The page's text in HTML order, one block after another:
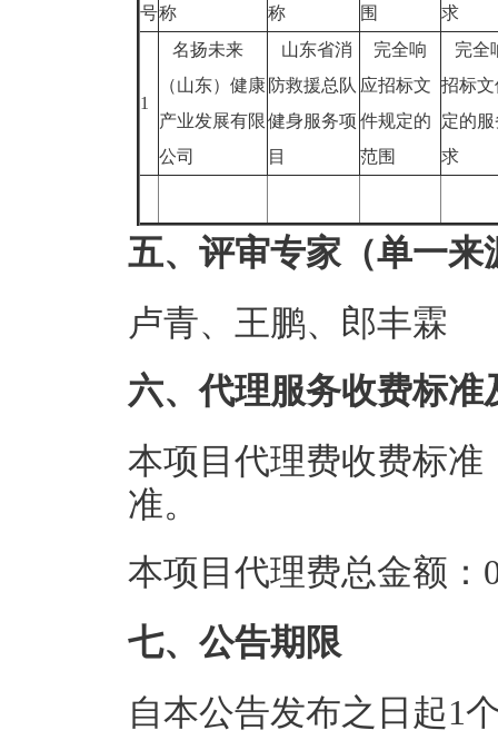
号称
称
围
求
1
名扬未来
（山东）健康
产业发展有限
公司
山东省消
防救援总队
健身服务项
目
完全响
应招标文
件规定的
范围
完全
招标
定的
求
五、评审专家（单一
卢青、王鹏、郎丰霖
六、代理服务收费标准
本项目代理费收费标
准。
本项目代理费总金额：
七、公告期限
自本公告发布之日起1